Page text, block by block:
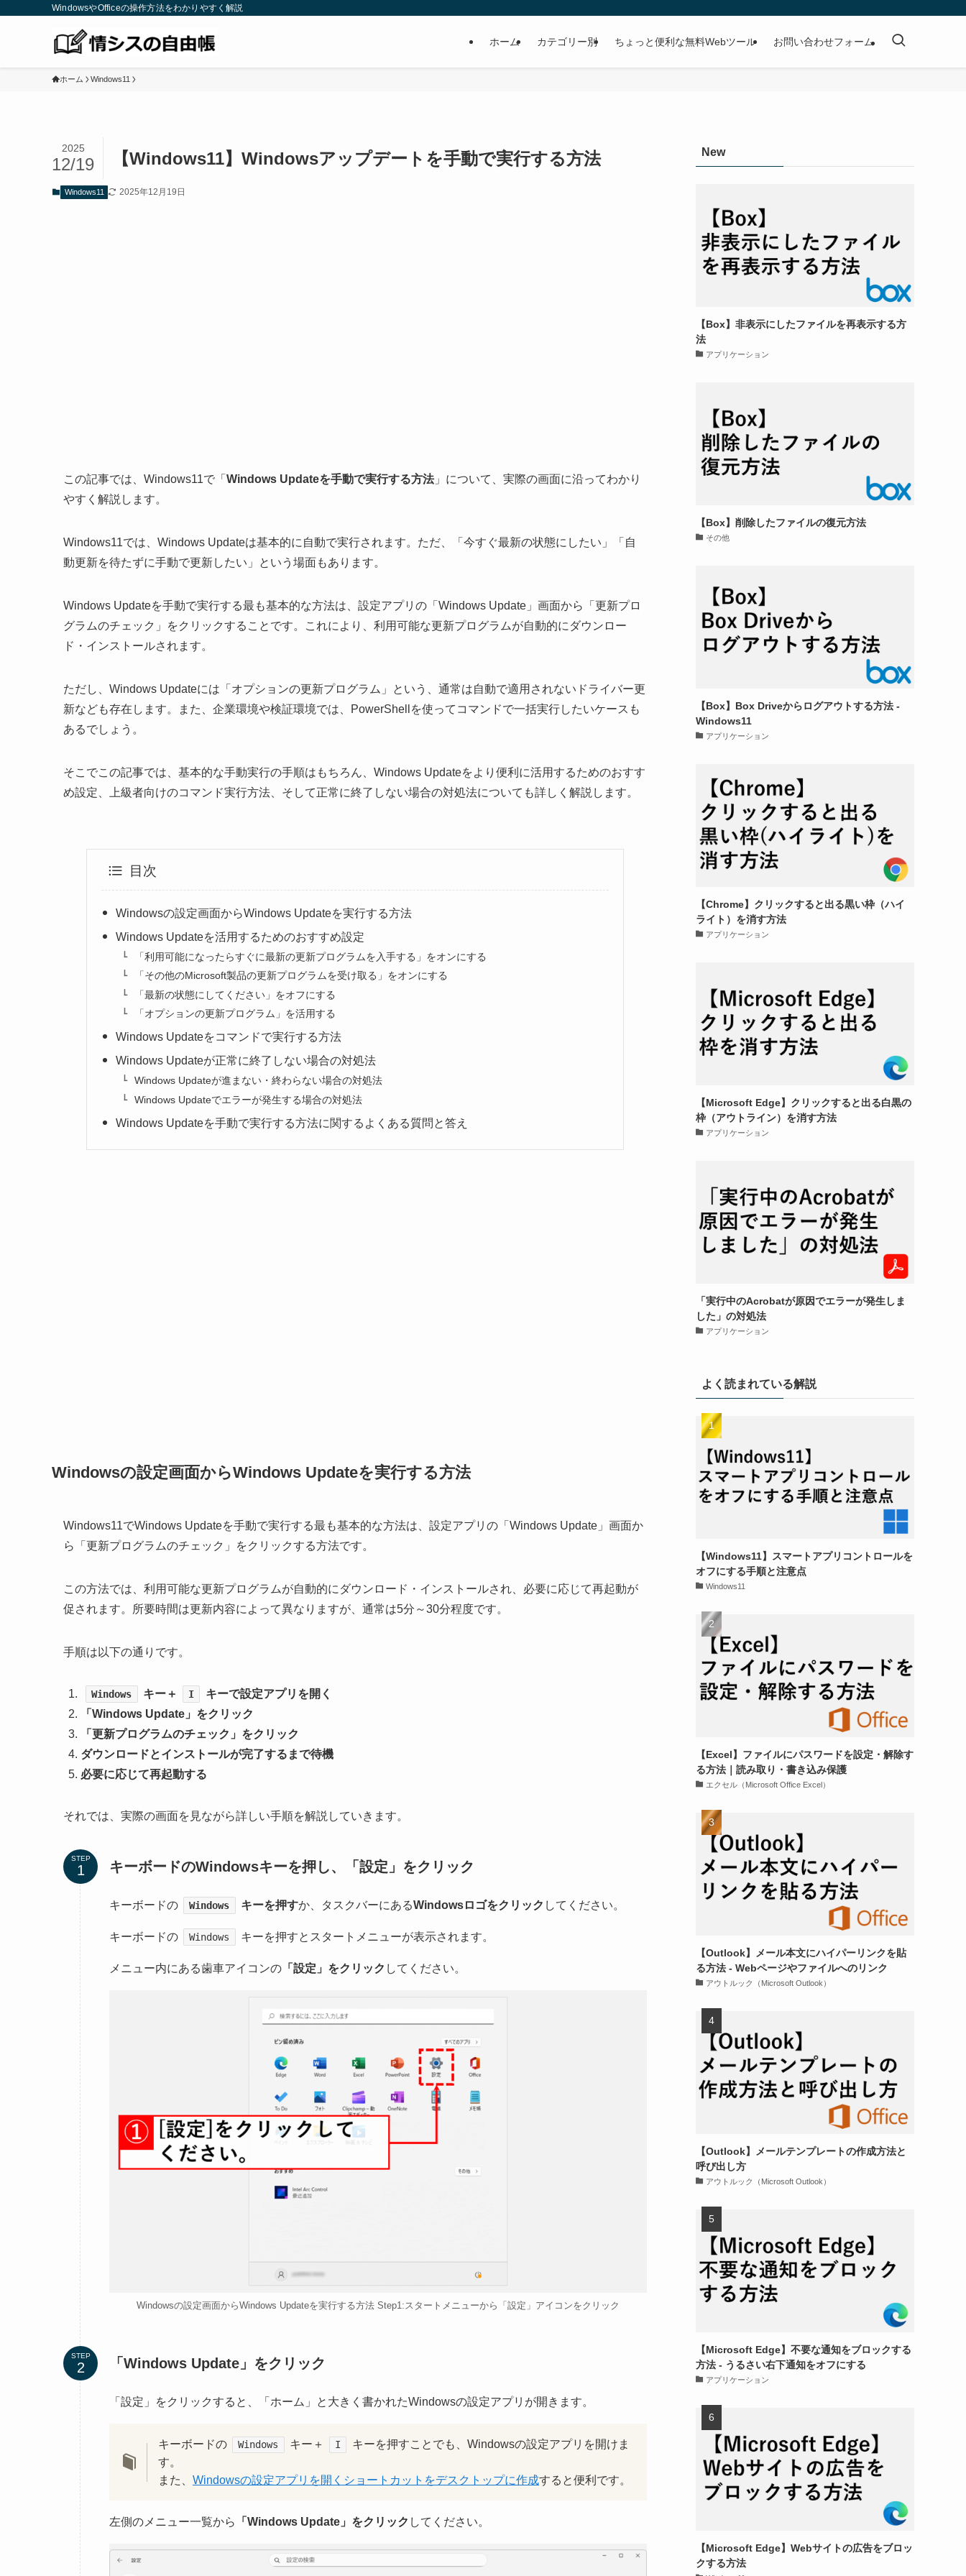
WindowsやOfficeの操作方法をわかりやすく解説
ホーム カテゴリー別 ちょっと便利な無料Webツール お問い合わせフォーム
ホーム Windows11
【Windows11】Windowsアップデートを手動で実行する方法
2025
12/19
Windows11 2025年12月19日
この記事では、Windows11で「 Windows Updateを手動で実行する方法」について、実際の画面に沿ってわかり
やすく解説します。
Windows11では、Windows Updateは基本的に自動で実行されます。ただ、「今すぐ最新の状態にしたい」「自
動更新を待たずに手動で更新したい」という場面もあります。
Windows Updateを手動で実行する最も基本的な方法は、設定アプリの「Windows Update」画面から「更新プロ
グラムのチェック」をクリックすることです。これにより、利用可能な更新プログラムが自動的にダウンロー
ド・インストールされます。
ただし、Windows Updateには「オプションの更新プログラム」という、通常は自動で適用されないドライバー更
新なども存在します。また、企業環境や検証環境では、PowerShellを使ってコマンドで一括実行したいケースも
あるでしょう。
そこでこの記事では、基本的な手動実行の手順はもちろん、Windows Updateをより便利に活用するためのおすす
め設定、上級者向けのコマンド実行方法、そして正常に終了しない場合の対処法についても詳しく解説します。
目次
Windowsの設定画面からWindows Updateを実行する方法
Windows Updateを活用するためのおすすめ設定
「利用可能になったらすぐに最新の更新プログラムを入手する」をオンにする
「その他のMicrosoft製品の更新プログラムを受け取る」をオンにする
「最新の状態にしてください」をオフにする
「オプションの更新プログラム」を活用する
Windows Updateをコマンドで実行する方法
Windows Updateが正常に終了しない場合の対処法
Windows Updateが進まない・終わらない場合の対処法
Windows Updateでエラーが発生する場合の対処法
Windows Updateを手動で実行する方法に関するよくある質問と答え
Windowsの設定画面からWindows Updateを実行する方法
Windows11でWindows Updateを手動で実行する最も基本的な方法は、設定アプリの「Windows Update」画面か
ら「更新プログラムのチェック」をクリックする方法です。
この方法では、利用可能な更新プログラムが自動的にダウンロード・インストールされ、必要に応じて再起動が
促されます。所要時間は更新内容によって異なりますが、通常は5分～30分程度です。
手順は以下の通りです。
Windows キー＋ I
キーで設定アプリを開く
「Windows Update」をクリック
「更新プログラムのチェック」をクリック
ダウンロードとインストールが完了するまで待機
必要に応じて再起動する
それでは、実際の画面を見ながら詳しい手順を解説していきます。
STEP キーボードのWindowsキーを押し、「設定」をクリック
キーボードの Windows キーを押すか、タスクバーにあるWindowsロゴをクリック してください。
キーボードの Windows キーを押すとスタートメニューが表示されます。
メニュー内にある歯車アイコンの 「設定」をクリック してください。
Windowsの設定画面からWindows Updateを実行する方法 Step1:スタートメニューから「設定」アイコンをクリック
STEP 「Windows Update」をクリック
「設定」をクリックすると、「ホーム」と大きく書かれたWindowsの設定アプリが開きます。
キーボードの Windows キー＋ I
キーを押すことでも、Windowsの設定アプリを開けま
す。
また、 Windowsの設定アプリを開くショートカットをデスクトップに作成すると便利です。
左側のメニュー一覧から 「Windows Update」をクリック してください。
New
【Box】非表示にしたファイルを再表示する方
法
アプリケーション
【Box】削除したファイルの復元方法
その他
【Box】Box Driveからログアウトする方法 -
Windows11
アプリケーション
【Chrome】クリックすると出る黒い枠（ハイ
ライト）を消す方法
アプリケーション
【Microsoft Edge】クリックすると出る白黒の
枠（アウトライン）を消す方法
アプリケーション
「実行中のAcrobatが原因でエラーが発生しま
した」の対処法
アプリケーション
よく読まれている解説
【Windows11】スマートアプリコントロールを
オフにする手順と注意点
Windows11
【Excel】ファイルにパスワードを設定・解除す
る方法｜読み取り・書き込み保護
エクセル（Microsoft Office Excel）
【Outlook】メール本文にハイパーリンクを貼
る方法 - Webページやファイルへのリンク
アウトルック（Microsoft Outlook）
【Outlook】メールテンプレートの作成方法と
呼び出し方
アウトルック（Microsoft Outlook）
【Microsoft Edge】不要な通知をブロックする
方法 - うるさい右下通知をオフにする
アプリケーション
【Microsoft Edge】Webサイトの広告をブロッ
クする方法